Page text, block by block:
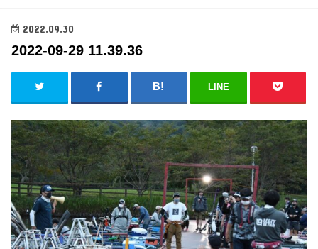
2022.09.30
2022-09-29 11.39.36
LINE